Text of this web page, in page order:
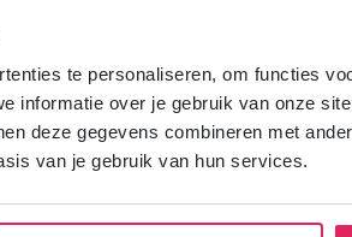
te personaliseren, om functies
informatie over je gebruik van onze
deze gegevens combineren met
van je gebruik van hun services.
Meer weten over
Vraag gratis en vrijblijvend de
ontvang het direct in je
Brochure aanvragen